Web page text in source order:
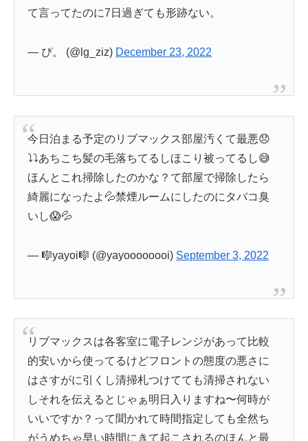
て言ってたのに7日過ぎても形跡ない。
— ぴ。 (@lg_ziz) December 23, 2022
今日泊まる予定のリブマックス部屋汚くて最悪😞
⤵️⤵️あちこち髪の毛落ちてるしほこり被ってるし😅
ほんとこれ掃除したのかな？て部屋で掃除したら
綺麗になったよ💦禁煙ルームにしたのにタバコ臭
いし😱💦
— 🎼yayoi🎼 (@yayoooooooi) September 3, 2022
リブマックスは各客室に電子レンジがあって比較
的安いから使ってるけどフロントの態度の悪さに
はさすがに引くし清掃札つけてても清掃されない
しそれを伝えるとじゃぁ明日入りますね〜何時が
いいですか？って聞かれて時間指定しても全然ち
がうめちゃ早い時間にきて起こされるのほんと最